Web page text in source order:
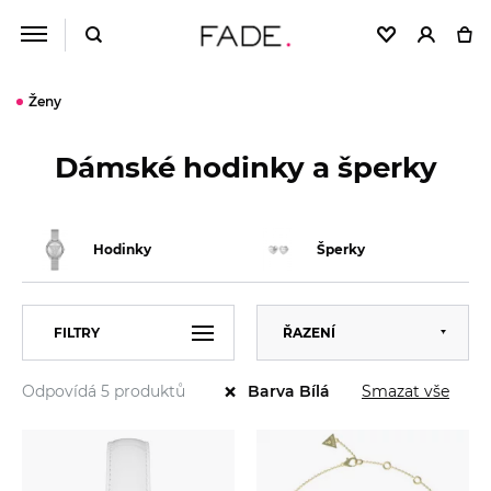
Ženy
Dámské hodinky a šperky
Hodinky Šperky
FILTRY ŘAZENÍ
Výchozí
Abecedně
Od nejlevnějšího
GUESS
Odpovídá 5 produktů × Barva Bílá Smazat vše